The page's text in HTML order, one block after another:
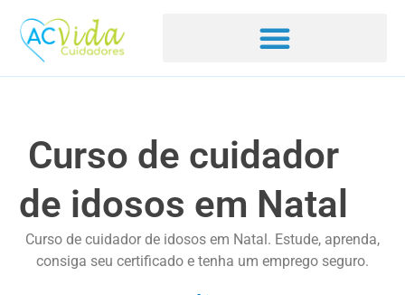
Curso de cuidador
de idosos em Natal
Curso de cuidador de idosos em Natal. Estude, aprenda,
consiga seu certificado e tenha um emprego seguro.